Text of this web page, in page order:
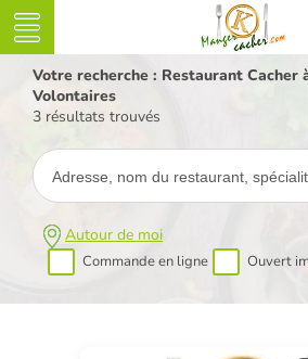
Votre recherche : Restaurant
Volontaires
3 résultats trouvés
Autour de moi
Commande en ligne Ouvert